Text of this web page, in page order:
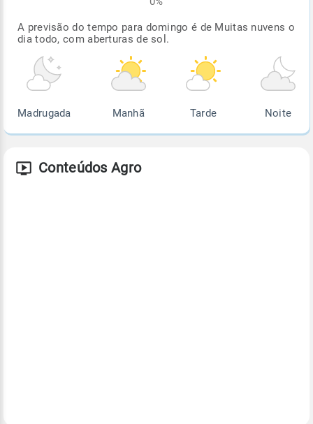
A previsão do tempo para domingo é de Muitas nuvens o
dia todo, com aberturas de sol.
Madrugada Manhã Tarde Noite
Conteúdos Agro